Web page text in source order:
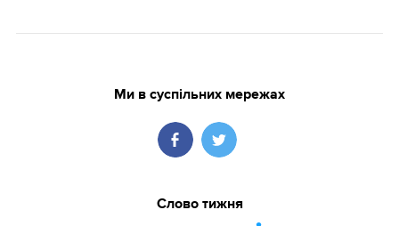
Ми в суспільних мережах
Слово тижня